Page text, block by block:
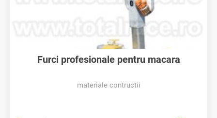
Furci profesionale pentru macara
materiale contructii